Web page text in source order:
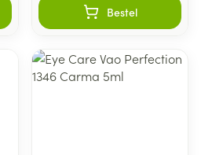
Bestel